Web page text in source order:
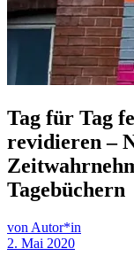
Tag für Tag
revidieren –
Tagebüchern
von Autor*in
2. Mai 2020